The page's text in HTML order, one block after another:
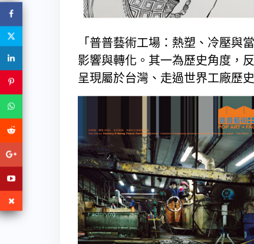
「普普藝術工場：熱塑、冷壓與
影響與轉化。其一為歷史角度，
呈現屬於台灣、走過世界工廠歷